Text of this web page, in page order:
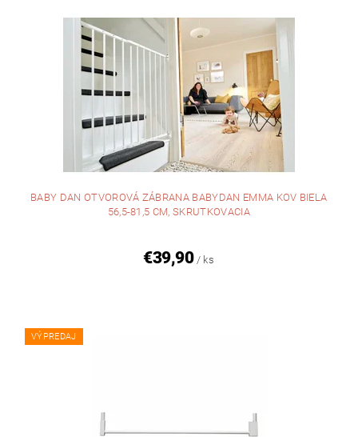
BABY DAN OTVOROVÁ ZÁBRANA BABYDAN EMMA KOV BIELA
56,5-81,5 CM, SKRUTKOVACIA
€39,90 / ks
VÝPREDAJ